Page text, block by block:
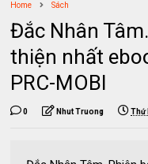
Home Sách
Đắc Nhân
thiện nhất
PRC-MOBI
0 Nhut Truong Thứ